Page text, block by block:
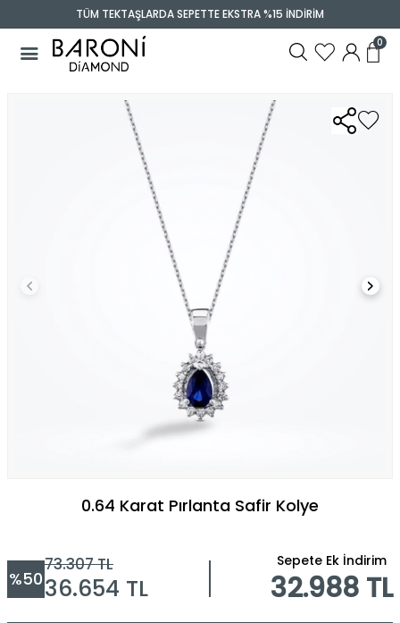
TÜM TEKTAŞLARDA SEPETTE EKSTRA %15 İNDİRİM
0
0.64 Karat Pırlanta Safir Kolye
%50
73.307TL
36.654 TL
Sepete Ek İndirim
32.988 TL